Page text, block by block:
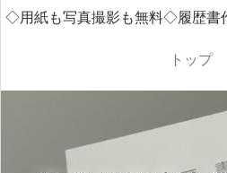
◇用紙も写真撮影も無料◇履歴
トップ